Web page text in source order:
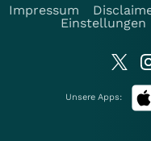
Impressum
Einstellungen
Unsere Apps: